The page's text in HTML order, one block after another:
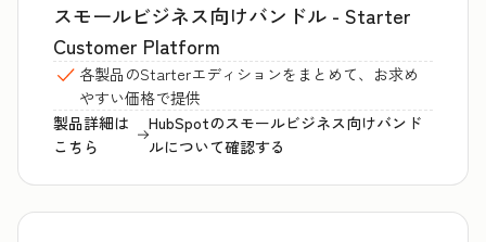
スモールビジネス向けバンドル - Starter
Customer Platform
各製品のStarterエディションをまとめて、お求め
やすい価格で提供
製品詳細は
こちら
HubSpotのスモールビジネス向けバンド
ルについて確認する